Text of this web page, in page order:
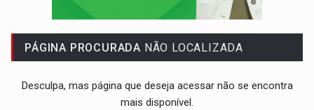
PROCESSO SELETIVO: Rondoniaovivo abre oficina de Comunicação com
BRASIL CONTRA O CRIME:
PÁGINA PROCURADA NÃO LOCALIZADA
Desculpa, mas página que deseja acessar não se encontra
mais disponível.